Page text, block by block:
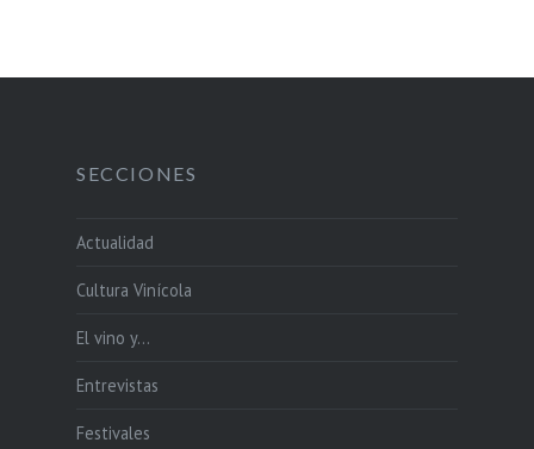
SECCIONES
Actualidad
Cultura Vinícola
El vino y…
Entrevistas
Festivales